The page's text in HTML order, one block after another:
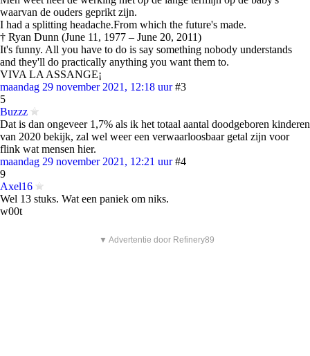
waarvan de ouders geprikt zijn.
I had a splitting headache.From which the future's made.
† Ryan Dunn (June 11, 1977 – June 20, 2011)
It's funny. All you have to do is say something nobody understands
and they'll do practically anything you want them to.
VIVA LA ASSANGE¡
maandag 29 november 2021, 12:18 uur #3
5
Buzzz
Dat is dan ongeveer 1,7% als ik het totaal aantal doodgeboren kinderen
van 2020 bekijk, zal wel weer een verwaarloosbaar getal zijn voor
flink wat mensen hier.
maandag 29 november 2021, 12:21 uur #4
9
Axel16
Wel 13 stuks. Wat een paniek om niks.
w00t
▼ Advertentie door Refinery89